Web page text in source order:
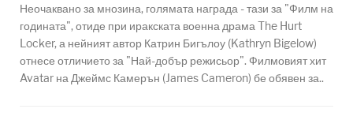
Неочаквано за мнозина, голямата награда - тази за "Филм на
годината", отиде при иракската военна драма The Hurt
Locker, а нейният автор Катрин Бигълоу (Kathryn Bigelow)
отнесе отличието за "Най-добър режисьор". Филмовият хит
Avatar на Джеймс Камерън (James Cameron) бе обявен за..